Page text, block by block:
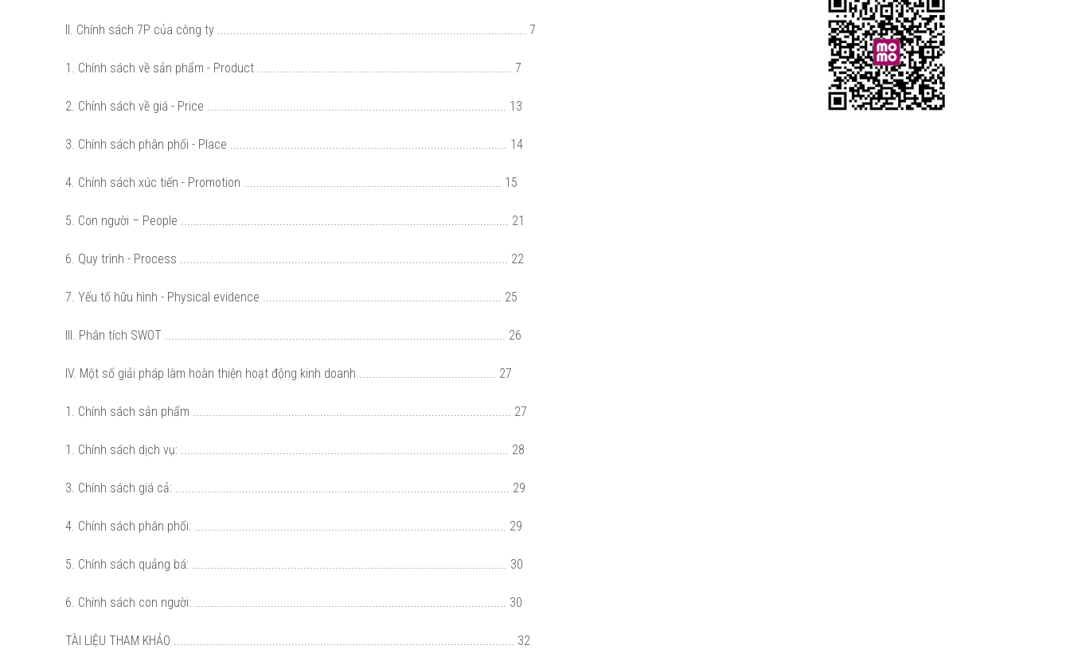
II. Chính sách 7P của công ty ................................................................................................. 7
1. Chính sách về sản phẩm - Product ................................................................................ 7
2. Chính sách về giá - Price .............................................................................................. 13
3. Chính sách phân phối - Place ....................................................................................... 14
4. Chính sách xúc tiến - Promotion ................................................................................. 15
5. Con người – People ....................................................................................................... 21
6. Quy trình - Process ....................................................................................................... 22
7. Yếu tố hữu hình - Physical evidence ........................................................................... 25
III. Phân tích SWOT ........................................................................................................... 26
IV. Một số giải pháp làm hoàn thiện hoạt động kinh doanh ........................................... 27
1. Chính sách sản phẩm .................................................................................................... 27
1. Chính sách dịch vụ: ....................................................................................................... 28
3. Chính sách giá cả: ......................................................................................................... 29
4. Chính sách phân phối: .................................................................................................. 29
5. Chính sách quảng bá: ................................................................................................... 30
6. Chính sách con người: .................................................................................................. 30
TÀI LIỆU THAM KHẢO ........................................................................................................... 32